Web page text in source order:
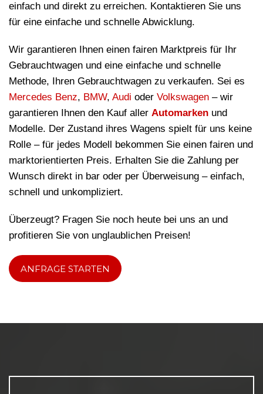
einfach und direkt zu erreichen. Kontaktieren Sie uns
für eine einfache und schnelle Abwicklung.
Wir garantieren Ihnen einen fairen Marktpreis für Ihr
Gebrauchtwagen und eine einfache und schnelle
Methode, Ihren Gebrauchtwagen zu verkaufen. Sei es
Mercedes Benz, BMW, Audi oder Volkswagen – wir
garantieren Ihnen den Kauf aller Automarken und
Modelle. Der Zustand ihres Wagens spielt für uns keine
Rolle – für jedes Modell bekommen Sie einen fairen und
marktorientierten Preis. Erhalten Sie die Zahlung per
Wunsch direkt in bar oder per Überweisung – einfach,
schnell und unkompliziert.
Überzeugt? Fragen Sie noch heute bei uns an und
profitieren Sie von unglaublichen Preisen!
ANFRAGE STARTEN